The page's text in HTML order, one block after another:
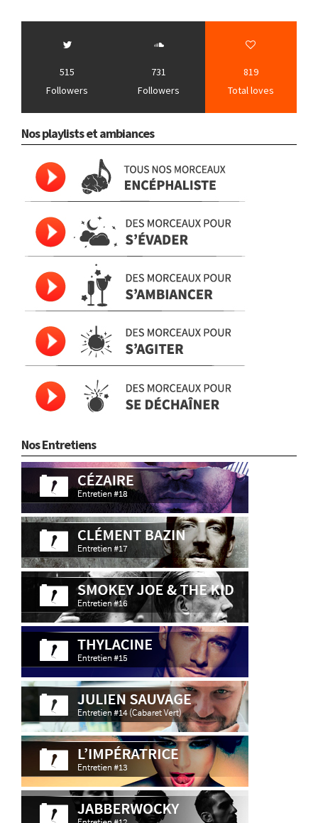
515
Followers
731
Followers
819
Total loves
Nos playlists et ambiances
Nos Entretiens